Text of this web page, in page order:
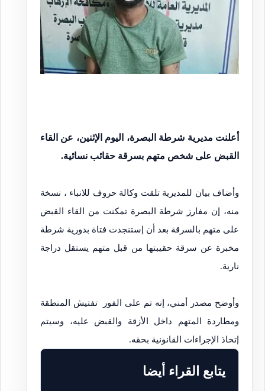
أعلنت مديرية شرطة البصرة، اليوم الإثنين، عن القاء
القبض على شخص متهم بسرقة حقائب نسائية.
وأضاف بيان للمديرية تلقت وكالة حروف للانباء ، نسخة
منه، إن مفارز شرطة البصرة تمكنت من القاء القبض
على متهم بالسرقة بعد أن إستنجدت فتاة بدورية شرطة
مخبرة عن سرقة حقيبتها من قبل متهم يستقل دراجة
نارية.
وأوضح مصدر أمني، إنه تم على الفور تفتيش المنطقة
ومطاردة المتهم داخل الأزقة والقبض عليه، وسيتم
إتخاذ الإجراءات القانونية بحقه.
يتابع القراء أيضا